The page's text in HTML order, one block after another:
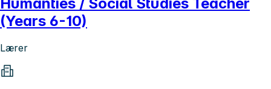
(Years 6-10)
Lærer